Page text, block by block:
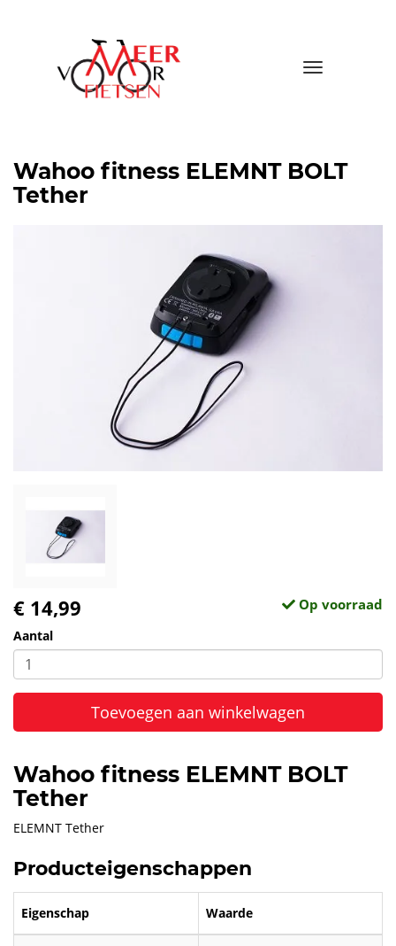
Toggle
Wahoo fitness ELEMNT BOLT
Tether
€ 14,99 Op voorraad
Aantal
Toevoegen aan winkelwagen
Wahoo fitness ELEMNT BOLT
Tether
ELEMNT Tether
Producteigenschappen
Eigenschap Waarde